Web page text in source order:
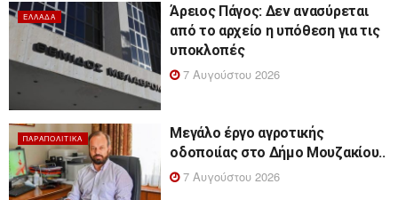
ΕΛΛΆΔΑ
Άρειος Πάγος: Δεν ανασύρεται
από το αρχείο η υπόθεση για τις
υποκλοπές
7 Αυγούστου 2026
ΠΑΡΑΠΟΛΙΤΙΚΆ
Μεγάλο έργο αγροτικής
οδοποιίας στο Δήμο Μουζακίου..
7 Αυγούστου 2026